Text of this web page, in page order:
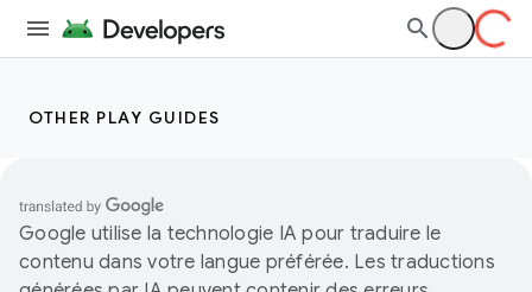
OTHER PLAY GUIDES
Google utilise la technologie IA pour traduire le
contenu dans votre langue préférée. Les traductions